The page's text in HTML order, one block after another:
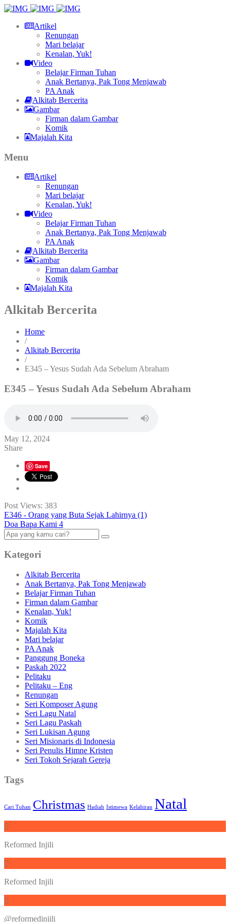
Artikel
Renungan
Mari belajar
Kenalan, Yuk!
Video
Belajar Firman Tuhan
Anak Bertanya, Pak Tong Menjawab
PA Anak
Alkitab Bercerita
Gambar
Firman dalam Gambar
Komik
Majalah Kita
Menu
Artikel
Renungan
Mari belajar
Kenalan, Yuk!
Video
Belajar Firman Tuhan
Anak Bertanya, Pak Tong Menjawab
PA Anak
Alkitab Bercerita
Gambar
Firman dalam Gambar
Komik
Majalah Kita
Alkitab Bercerita
Home
/
Alkitab Bercerita
/
E345 – Yesus Sudah Ada Sebelum Abraham
E345 – Yesus Sudah Ada Sebelum Abraham
May 12, 2024
Share
Save
Post Views: 383
E346 - Orang yang Buta Sejak Lahirnya (1)
Doa Bapa Kami 4
Kategori
Alkitab Bercerita
Anak Bertanya, Pak Tong Menjawab
Belajar Firman Tuhan
Firman dalam Gambar
Kenalan, Yuk!
Komik
Majalah Kita
Mari belajar
PA Anak
Panggung Boneka
Paskah 2022
Pelitaku
Pelitaku – Eng
Renungan
Seri Komposer Agung
Seri Lagu Natal
Seri Lagu Paskah
Seri Lukisan Agung
Seri Misionaris di Indonesia
Seri Penulis Himne Kristen
Seri Tokoh Sejarah Gereja
Tags
Cari Tuhan Christmas Hadiah Istimewa Kelahiran Natal
Reformed Injili
Reformed Injili
@reformedinjili